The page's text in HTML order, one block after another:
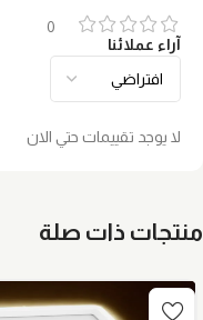
0
آراء عملائنا
لا يوجد تقييمات حتي الان
منتجات ذات صلة